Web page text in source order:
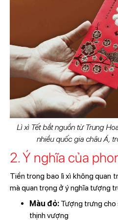
Lì xì Tết bắt nguồn từ Trung
nhiều quốc gia châu Á,
2. Ý nghĩa của
Tiền trong bao lì xì không quan
mà quan trọng ở ý nghĩa tượng
Màu đỏ: Tượng trưng cho
thịnh vượng